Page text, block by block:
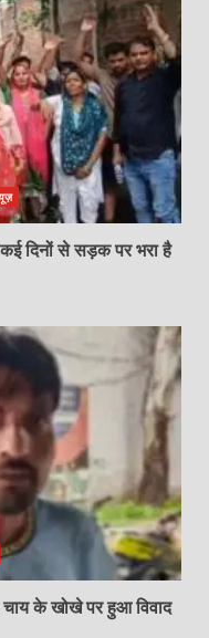
दिनों से सड़क पर भरा है
चाय के खोखे पर हुआ विवाद